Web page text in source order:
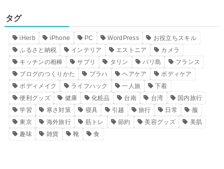
タグ
iHerb iPhone PC WordPress
お役立ちスキル
ふるさと納税
インテリア エストニア
カメラ
キッチンの相棒
サプリ タリン バリ島
フランス
ブログのつくりかた
プラハ ヘアケア
ボディケア
ボディメイク
ライフハック 一人旅
下着
便利グッズ
健康 化粧品 台南 台湾
国内旅行
学習
寒さ対策 寝具 引越 旅行 日常
服
東京
海外旅行 筋トレ 節約 美容グッズ
美肌
趣味
雑貨 靴 食